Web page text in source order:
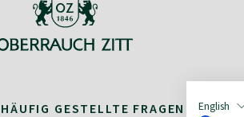
English
HÄUFIG GESTELLTE FRAGEN